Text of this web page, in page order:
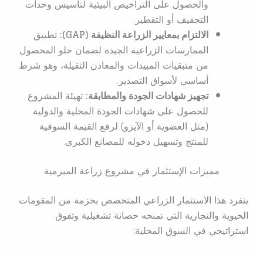
والحصول على التراخيص البيئية لتأسيس وحدات
التجفيف أو التقطير.
الالتزام بمعايير الزراعة النظيفة (GAP):
تطبيق
الممارسات الزراعية الجيدة لضمان خلو المحصول
من متبقيات المبيدات والمعادن الثقيلة، وهو شرط
أساسي لأسواق التصدير.
تجهيز شهادات الجودة والمطابقة:تهيئة المشروع
للحصول على شهادات الجودة المحلية والدولية
(مثل العضوية أو الآيزو) لرفع القيمة السوقية
للمنتج وتسهيل دخوله للمصانع الكبرى.
مميزات الإستثمار في مشروع زراعة الميرمية
ينفرد هذا الاستثمار الزراعي المتخصص بحزمة من المقومات
الحيوية والتجارية التي تمنحه حصانة تشغيلية وتفوق
استراتيجي في السوق المحلية: